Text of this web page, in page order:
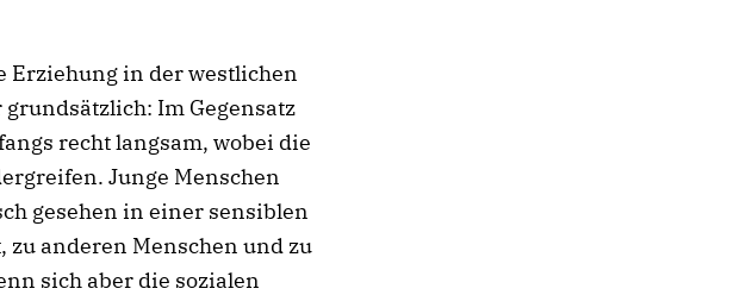
Erziehung in der westlichen
Im Gegensatz
recht langsam, wobei die
Junge Menschen
gesehen in einer sensiblen
zu anderen Menschen und zu
sich aber die sozialen